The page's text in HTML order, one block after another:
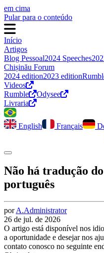
em cima
Pular para o conteúdo
Início
Artigos
Blog Pessoal2024 Speeches
Chișinău Forum
2024 edition2023 edition
Videos
Rumble
Odysee
Livraria
English Français
Alternar modo escuro
Não há tradução
português
porA.Administrator
26 de jul. de 2026
O artigo está disponível nos
a oportunidade e desejar nos
contato conosco no seguinte